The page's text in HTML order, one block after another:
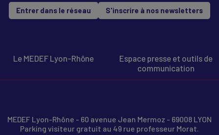
Entrer dans le réseau S'inscrire à nos newsletters
Le MEDEF Lyon-Rhône
Espace presse et outils de
communication
MEDEF Lyon-Rhône - 60 avenue Jean Mermoz - 69008 LYON
Parking visiteur gratuit au 49 rue professeur Morat.